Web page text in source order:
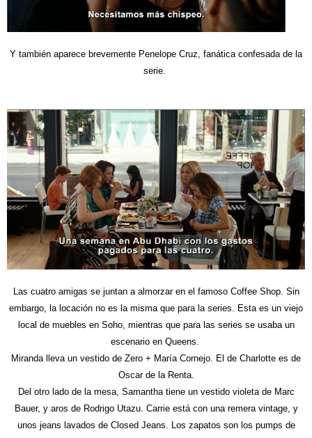
Y también aparece brevemente Penelope Cruz, fanática confesada de la
serie.
Las cuatro amigas se juntan a almorzar en el famoso Coffee Shop. Sin
embargo, la locación no es la misma que para la series. Esta es un viejo
local de muebles en Soho, mientras que para las series se usaba un
escenario en Queens.
Miranda lleva un vestido de Zero + María Cornejo. El de Charlotte es de
Oscar de la Renta.
Del otro lado de la mesa, Samantha tiene un vestido violeta de Marc
Bauer, y aros de Rodrigo Utazu. Carrie está con una remera vintage, y
unos jeans lavados de Closed Jeans. Los zapatos son los pumps de